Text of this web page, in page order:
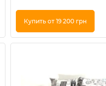
Купить от 19 200 грн
Купить в 1 клик